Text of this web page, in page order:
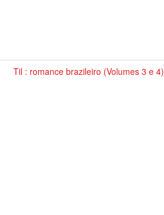
Til : romance brazileiro (Volumes 3 e 4)